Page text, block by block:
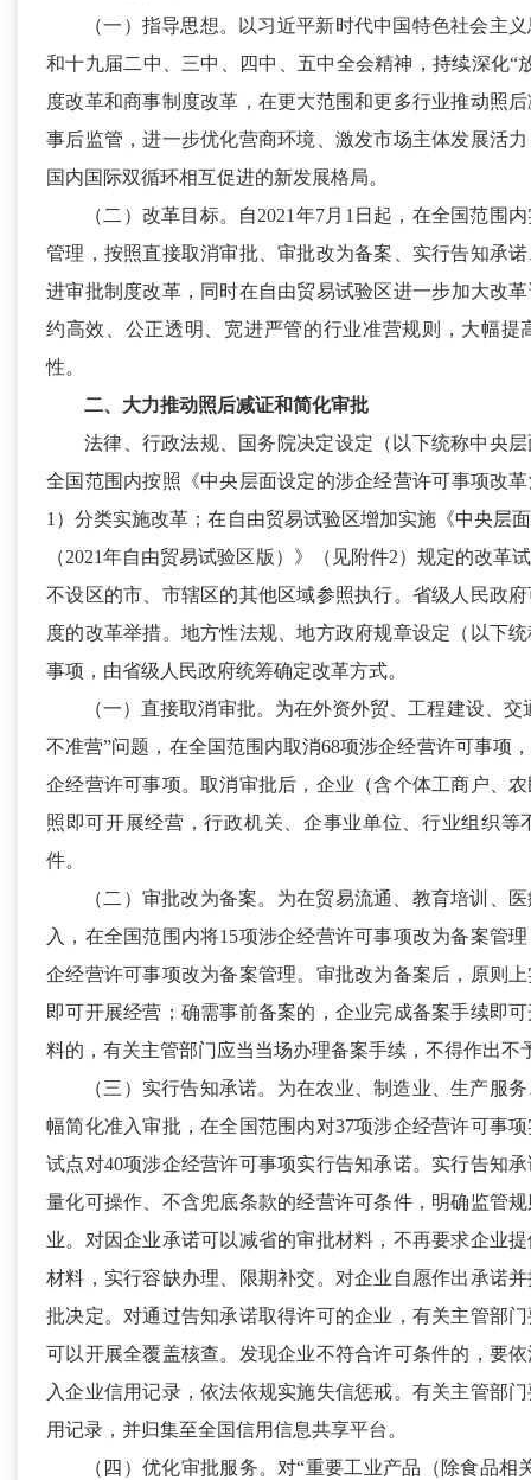
（一）指导思想。
以习近平新时代中国特色社会主
和十九届二中、三中、四中、五中全会精神，持续深化“
度改革和商事制度改革，在更大范围和更多行业推动照
事后监管，进一步优化营商环境、激发市场主体发展活
国内国际双循环相互促进的新发展格局。
（二）改革目标。
自2021年7月1日起，在全国范围
管理，按照直接取消审批、审批改为备案、实行告知承
进审批制度改革，同时在自由贸易试验区进一步加大改
约高效、公正透明、宽进严管的行业准营规则，大幅提
性。
二、大力推动照后减证和简化审批
法律、行政法规、国务院决定设定（以下统称中央
全国范围内按照《中央层面设定的涉企经营许可事项改
1）分类实施改革；在自由贸易试验区增加实施《中央层
（2021年自由贸易试验区版）》（见附件2）规定的改革
不设区的市、市辖区的其他区域参照执行。省级人民政
度的改革举措。地方性法规、地方政府规章设定（以下
事项，由省级人民政府统筹确定改革方式。
（一）直接取消审批。 为在外资外贸、工程建设、
不准营”问题，在全国范围内取消68项涉企经营许可事项
企经营许可事项。取消审批后，企业（含个体工商户、
照即可开展经营，行政机关、企事业单位、行业组织
件。
（二）审批改为备案。 为在贸易流通、教育培训、
入，在全国范围内将15项涉企经营许可事项改为备案管
企经营许可事项改为备案管理。审批改为备案后，原则
即可开展经营；确需事前备案的，企业完成备案手续即
料的，有关主管部门应当当场办理备案手续，不得作出不
（三）实行告知承诺。 为在农业、制造业、生产服
幅简化准入审批，在全国范围内对37项涉企经营许可事
试点对40项涉企经营许可事项实行告知承诺。实行告知
量化可操作、不含兜底条款的经营许可条件，明确监管
业。对因企业承诺可以减省的审批材料，不再要求企业
材料，实行容缺办理、限期补交。对企业自愿作出承诺
批决定。对通过告知承诺取得许可的企业，有关主管部
可以开展全覆盖核查。发现企业不符合许可条件的，要
入企业信用记录，依法依规实施失信惩戒。有关主管部
用记录，并归集至全国信用信息共享平台。
（四）优化审批服务。 对“重要工业产品（除食品相